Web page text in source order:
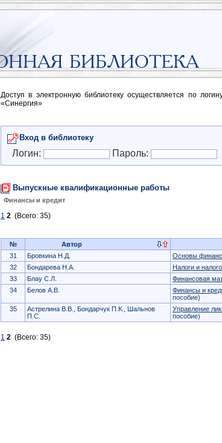
Доступ в электронную библиотеку осуществляется по
«Синергия»
Вход в библиотеку
Логин: Пароль:
Выпускные квалификационные работы
Финансы и кредит
1 2 (Всего: 35)
№ Автор
31
Бровкина Н.Д. Основы
32
Бондарева Н.А. Налоги и
33
Блау С.Л. Финансовая
34
Белов А.В. Финансы и
пособие)
35
Астрелина В.В., Бондарчук П.К., Шальнов
П.С.
Управление
пособие)
1 2 (Всего: 35)